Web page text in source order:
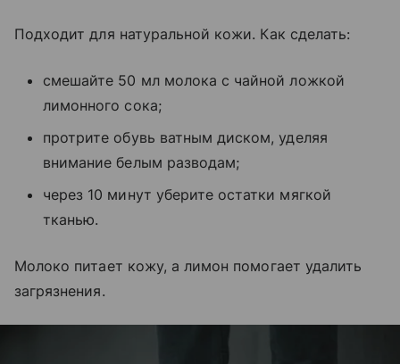
Подходит для натуральной кожи. Как сделать:
смешайте 50 мл молока с чайной ложкой
лимонного сока;
протрите обувь ватным диском, уделяя
внимание белым разводам;
через 10 минут уберите остатки мягкой
тканью.
Молоко питает кожу, а лимон помогает удалить
загрязнения.